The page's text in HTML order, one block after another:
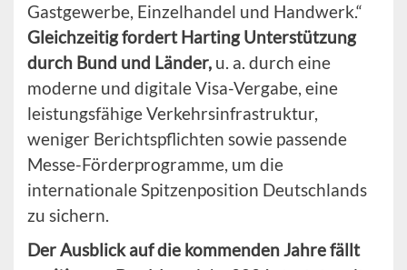
Gastgewerbe, Einzelhandel und Handwerk.“
Gleichzeitig fordert Harting Unterstützung
durch Bund und Länder, u. a. durch eine
moderne und digitale Visa-Vergabe, eine
leistungsfähige Verkehrsinfrastruktur,
weniger Berichtspflichten sowie passende
Messe-Förderprogramme, um die
internationale Spitzenposition Deutschlands
zu sichern.
Der Ausblick auf die kommenden Jahre fällt